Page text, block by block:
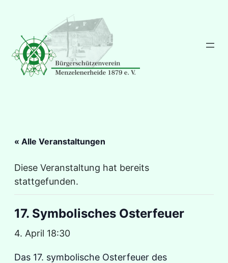
« Alle Veranstaltungen
Diese Veranstaltung hat bereits
stattgefunden.
17. Symbolisches Osterfeuer
4. April 18:30
Das 17. symbolische Osterfeuer des